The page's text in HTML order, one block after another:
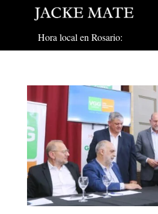
Hora local en Rosario: